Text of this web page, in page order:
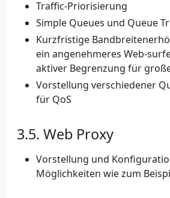
Traffic-Priorisierung
Simple Queues und Queue
Kurzfristige
ein angenehmeres Web-
aktiver Begrenzung für
Vorstellung verschiedener
für QoS
Web Proxy
Vorstellung und
Möglichkeiten wie zum